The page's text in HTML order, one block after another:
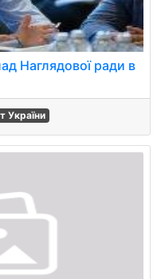
Наглядової ради в
України